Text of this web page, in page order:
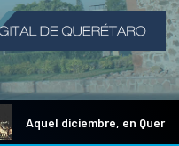
Aquel diciembre, en Querétaro